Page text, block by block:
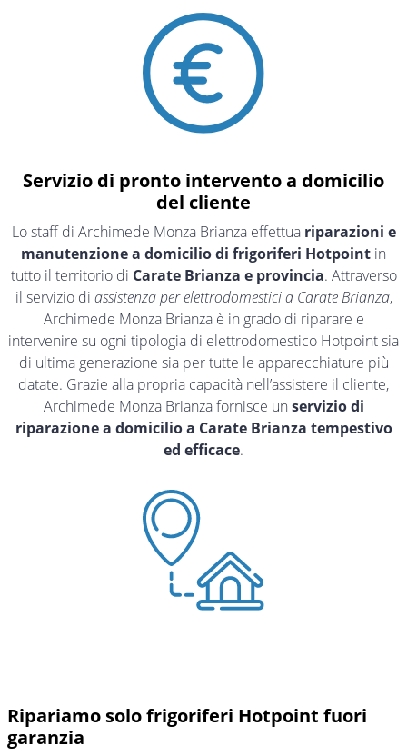
Servizio di pronto intervento a domicilio
del cliente
Lo staff di Archimede Monza Brianza effettua riparazioni e
manutenzione a domicilio di frigoriferi Hotpoint in
tutto il territorio di Carate Brianza e provincia. Attraverso
il servizio di assistenza per elettrodomestici a Carate Brianza,
Archimede Monza Brianza è in grado di riparare e
intervenire su ogni tipologia di elettrodomestico Hotpoint sia
di ultima generazione sia per tutte le apparecchiature più
datate. Grazie alla propria capacità nell’assistere il cliente,
Archimede Monza Brianza fornisce un servizio di
riparazione a domicilio a Carate Brianza tempestivo
ed efficace.
Ripariamo solo frigoriferi Hotpoint fuori
garanzia